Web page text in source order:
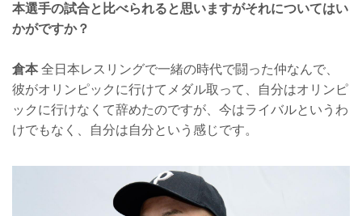
本選手の試合と比べられると思いますがそれについてはい
かがですか？
倉本全日本レスリングで一緒の時代で闘った仲なんで、
彼がオリンピックに行けてメダル取って、自分はオリンピ
ックに行けなくて辞めたのですが、今はライバルというわ
けでもなく、自分は自分という感じです。